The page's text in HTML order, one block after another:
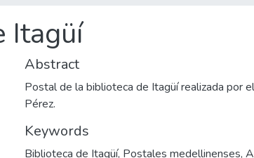
Itagüí
Abstract
Postal de la biblioteca de Itagüí realizada por
Pérez.
Keywords
Biblioteca de Itagüí, Postales medellinenses,